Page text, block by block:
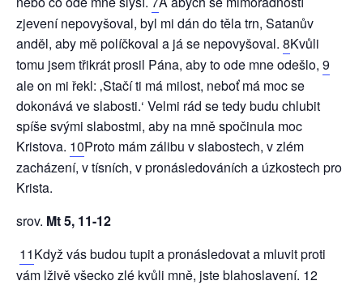
zjevení nepovyšoval, byl mi dán do těla trn, Satanův
anděl, aby mě políčkoval a já se nepovyšoval. 8Kvůli
tomu jsem třikrát prosil Pána, aby to ode mne odešlo, 9
ale on mi řekl: ‚Stačí ti má milost, neboť má moc se
dokonává ve slabosti.‘ Velmi rád se tedy budu chlubit
spíše svými slabostmi, aby na mně spočinula moc
Kristova. 10Proto mám zálibu v slabostech, v zlém
zacházení, v tísních, v pronásledováních a úzkostech pro
Krista.
srov. Mt 5, 11-12
11Když vás budou tupit a pronásledovat a mluvit proti
vám lživě všecko zlé kvůli mně, jste blahoslavení. 12